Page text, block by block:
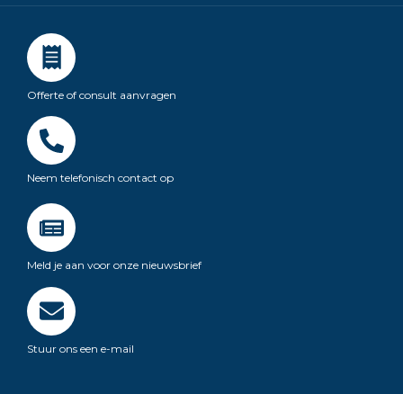
Offerte of consult aanvragen
Neem telefonisch contact op
Meld je aan voor onze nieuwsbrief
Stuur ons een e-mail